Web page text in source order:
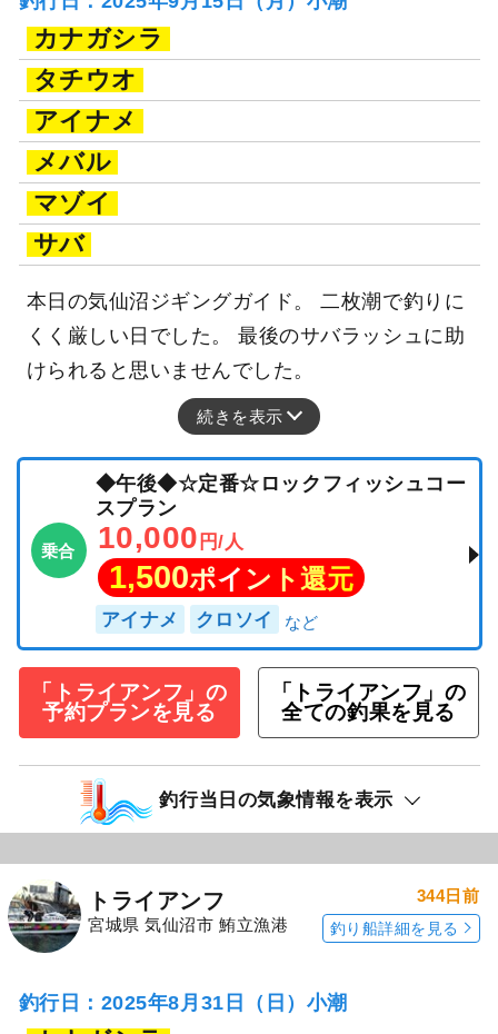
釣行日：2025年9月15日（月）小潮
カナガシラ
タチウオ
アイナメ
メバル
マゾイ
サバ
本日の気仙沼ジギングガイド。 二枚潮で釣りに
くく厳しい日でした。 最後のサバラッシュに助
けられると思いませんでした。
続きを表示
乗合
◆午後◆☆定番☆ロックフィッシュコー
スプラン
10,000円/人
1,500ポイント還元
アイナメ クロソイ
「トライアンフ」の
予約プランを見る
「トライアンフ」の
全ての釣果を見る
トライアンフ 344日前
釣り船詳細を見る